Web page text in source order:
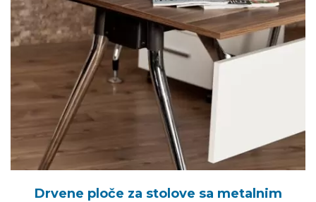
Drvene ploče za stolove sa metalnim